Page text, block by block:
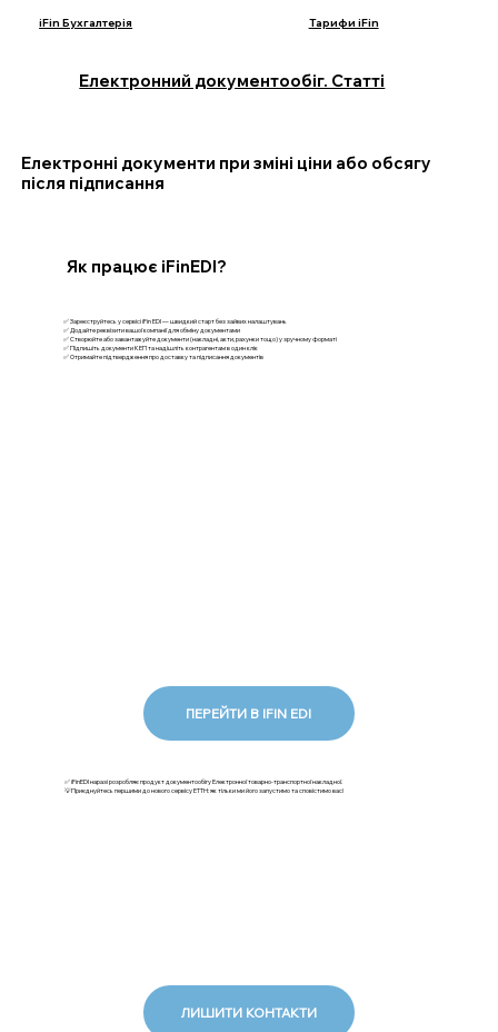
iFin Бухгалтерія Тарифи iFin
Електронний документообіг. Статті
Електронні документи при зміні ціни або обсягу
після підписання
✅ Зареєструйтесь у сервісі iFin EDI — швидкий старт без зайвих налаштувань
✅ Додайте реквізити вашої компанії для обміну документами
✅ Створюйте або завантажуйте документи (накладні, акти, рахунки тощо) у зручному форматі
✅ Підпишіть документи КЕП та надішліть контрагентам в один клік
✅ Отримайте підтвердження про доставку та підписання документів
Як працює iFinEDI?
ПЕРЕЙТИ В IFIN EDI
✅ iFinEDI наразі розробляє продукт документообігу Електронної товарно-транспортної накладної.
💡Приєднуйтесь першими до нового сервісу ЕТТН: як тільки ми його запустимо та сповістимо вас!
ЛИШИТИ КОНТАКТИ